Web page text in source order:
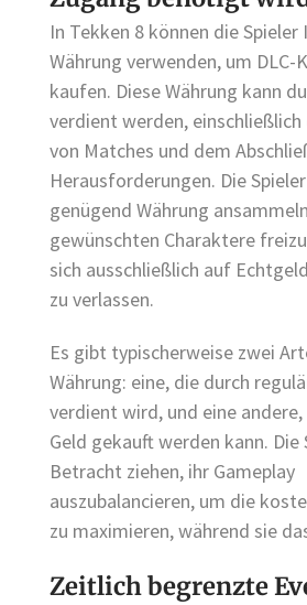
In Tekken 8 können die Spieler
Währung verwenden, um DLC-
kaufen. Diese Währung kann
verdient werden, einschließlich
von Matches und dem
Herausforderungen. Die
genügend Währung
gewünschten Charaktere
sich ausschließlich auf
zu verlassen.
Es gibt typischerweise zwei
Währung: eine, die durch
verdient wird, und eine
Geld gekauft werden kann. Die
Betracht ziehen, ihr Gameplay
auszubalancieren, um die
zu maximieren, während sie
Zeitlich begrenzte